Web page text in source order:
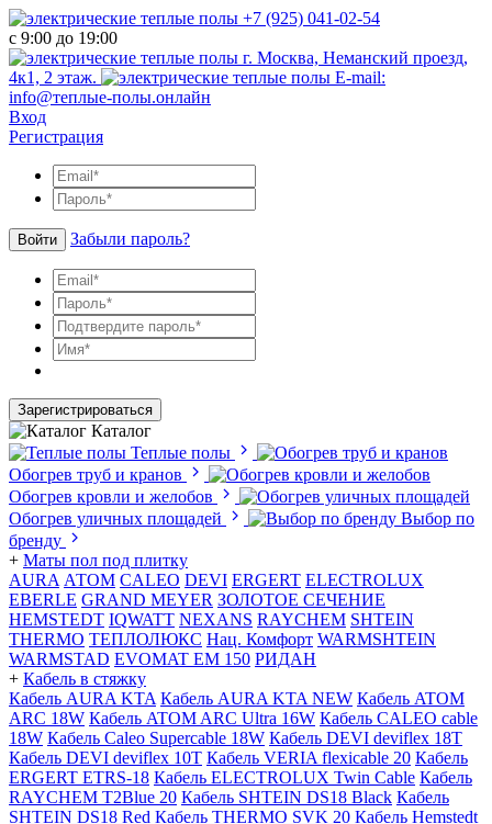
+7 (925) 041-02-54
с 9:00 до 19:00
г. Москва, Неманский проезд,
4к1, 2 этаж.
E-mail:
info@теплые-полы.онлайн
Вход
Регистрация
Войти Забыли пароль?
Зарегистрироваться
Каталог
Теплые полы
Обогрев труб и кранов
Обогрев кровли и желобов
Обогрев уличных площадей
Выбор по
бренду
+ Маты пол под плитку
AURA АТОМ CALEO DEVI ERGERT ELECTROLUX
EBERLE GRAND MEYER ЗОЛОТОЕ СЕЧЕНИЕ
HEMSTEDT IQWATT NEXANS RAYCHEM SHTEIN
THERMO ТЕПЛОЛЮКС Нац. Комфорт WARMSHTEIN
WARMSTAD EVOMAT EM 150 РИДАН
+ Кабель в стяжку
Кабель AURA KTA Кабель AURA KTA NEW Кабель ATOM
ARC 18W Кабель ATOM ARC Ultra 16W Кабель CALEO cable
18W Кабель Caleo Supercable 18W Кабель DEVI deviflex 18T
Кабель DEVI deviflex 10T Кабель VERIA flexicable 20 Кабель
ERGERT ETRS-18 Кабель ELECTROLUX Twin Cable Кабель
RAYCHEM T2Blue 20 Кабель SHTEIN DS18 Black Кабель
SHTEIN DS18 Red Кабель THERMO SVK 20 Кабель Hemstedt